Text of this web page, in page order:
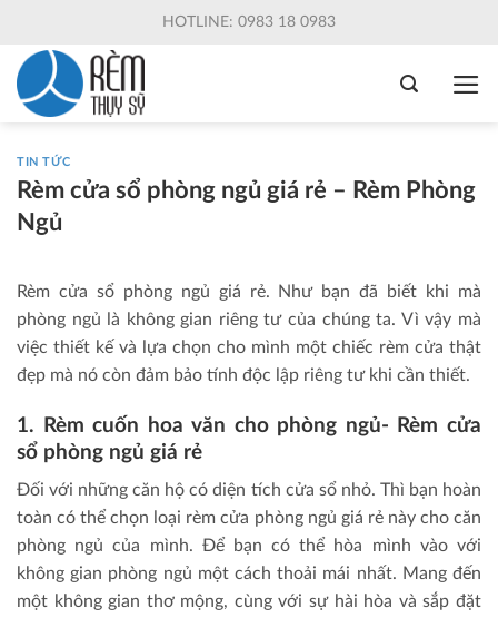
content
HOTLINE: 0983 18 0983
TIN TỨC
Rèm cửa sổ phòng ngủ giá rẻ – Rèm Phòng
Ngủ
Rèm cửa sổ phòng ngủ giá rẻ. Như bạn đã biết khi mà
phòng ngủ là không gian riêng tư của chúng ta. Vì vậy mà
việc thiết kế và lựa chọn cho mình một chiếc rèm cửa thật
đẹp mà nó còn đảm bảo tính độc lập riêng tư khi cần thiết.
1. Rèm cuốn hoa văn cho phòng ngủ- Rèm cửa
sổ phòng ngủ giá rẻ
Đối với những căn hộ có diện tích cửa sổ nhỏ. Thì bạn hoàn
toàn có thể chọn loại rèm cửa phòng ngủ giá rẻ này cho căn
phòng ngủ của mình. Để bạn có thể hòa mình vào với
không gian phòng ngủ một cách thoải mái nhất. Mang đến
một không gian thơ mộng, cùng với sự hài hòa và sắp đặt